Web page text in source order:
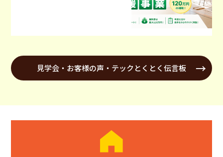
見学会・お客様の声・テックとくとく伝言板